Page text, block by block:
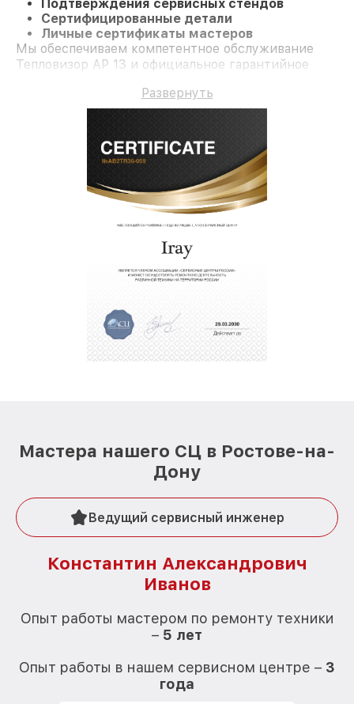
Подтверждения сервисных стендов
Сертифицированные детали
Личные сертификаты мастеров
Мы обеспечиваем компетентное обслуживание
Тепловизор AP 13 и официальное гарантийное
Развернуть
Мастера нашего СЦ в Ростове-на-
Дону
Ведущий сервисный инженер
Константин Александрович
Иванов
Опыт работы мастером по ремонту техники
– 5 лет
Опыт работы в нашем сервисном центре – 3
года